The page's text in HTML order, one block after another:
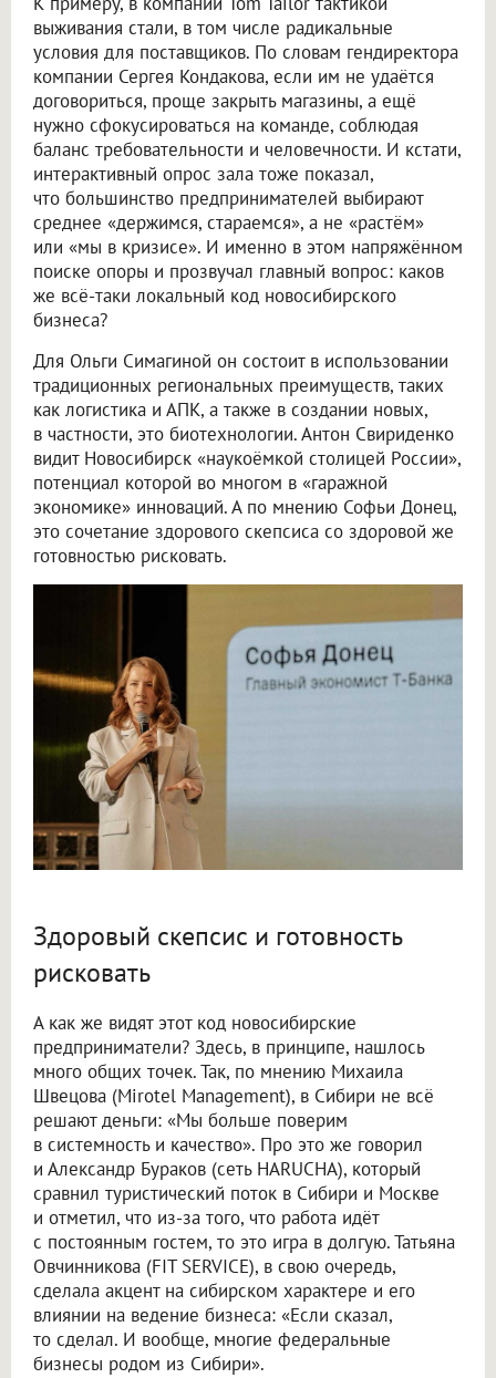
выживания стали, в том числе радикальные
условия для поставщиков. По словам гендиректора
компании Сергея Кондакова, если им не удаётся
договориться, проще закрыть магазины, а ещё
нужно сфокусироваться на команде, соблюдая
баланс требовательности и человечности. И кстати,
интерактивный опрос зала тоже показал,
что большинство предпринимателей выбирают
среднее «держимся, стараемся», а не «растём»
или «мы в кризисе». И именно в этом напряжённом
поиске опоры и прозвучал главный вопрос: каков
же всё-таки локальный код новосибирского
бизнеса?
Для Ольги Симагиной он состоит в использовании
традиционных региональных преимуществ, таких
как логистика и АПК, а также в создании новых,
в частности, это биотехнологии. Антон Свириденко
видит Новосибирск «наукоёмкой столицей России»,
потенциал которой во многом в «гаражной
экономике» инноваций. А по мнению Софьи Донец,
это сочетание здорового скепсиса со здоровой же
готовностью рисковать.
Здоровый скепсис и готовность
рисковать
А как же видят этот код новосибирские
предприниматели? Здесь, в принципе, нашлось
много общих точек. Так, по мнению Михаила
Швецова (Mirotel Management), в Сибири не всё
решают деньги: «Мы больше поверим
в системность и качество». Про это же говорил
и Александр Бураков (сеть HARUCHA), который
сравнил туристический поток в Сибири и Москве
и отметил, что из-за того, что работа идёт
с постоянным гостем, то это игра в долгую. Татьяна
Овчинникова (FIT SERVICE), в свою очередь,
сделала акцент на сибирском характере и его
влиянии на ведение бизнеса: «Если сказал,
то сделал. И вообще, многие федеральные
бизнесы родом из Сибири».